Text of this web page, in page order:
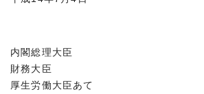
内閣総理大臣
財務大臣
厚生労働大臣あて